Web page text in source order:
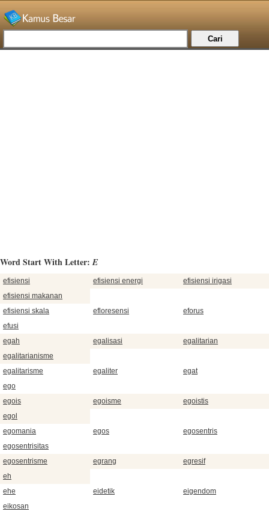
Word Start With Letter:E
efisiensi efisiensi energi
efisiensi irigasi
efisiensi makanan
efisiensi skala
efloresensi
eforus
efusi
egah
egalisasi
egalitarian
egalitarianisme
egalitarisme
egaliter
egat
ego
egois
egoisme
egoistis
egol
egomania
egos
egosentris
egosentrisitas
egosentrisme
egrang
egresif
eh
ehe
eidetik
eigendom
eikosan